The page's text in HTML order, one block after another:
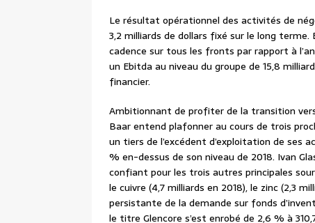
Le résultat opérationnel des activités de
3,2 milliards de dollars fixé sur le long terme.
cadence sur tous les fronts par rapport à
un Ebitda au niveau du groupe de 15,8
financier.
Ambitionnant de profiter de la transition
Baar entend plafonner au cours de trois
un tiers de l’excédent d’exploitation de ses
% en-dessus de son niveau de 2018. Ivan
confiant pour les trois autres principales
le cuivre (4,7 milliards en 2018), le zinc (2,3
persistante de la demande sur fonds
le titre Glencore s’est enrobé de 2,6 % à